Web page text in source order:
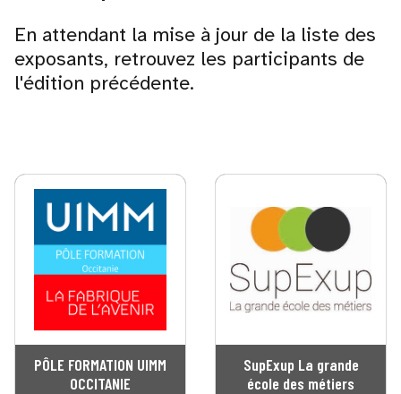
En attendant la mise à jour de la liste des
exposants, retrouvez les participants de
l'édition précédente.
PÔLE FORMATION UIMM
OCCITANIE
SupExup La grande
école des métiers